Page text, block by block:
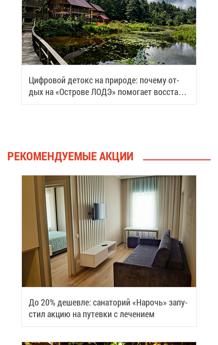
Циф­ро­вой де­токс на при­ро­де: по­че­му от­
дых на «Ост­ро­ве ЛОДЭ» по­мо­га­ет вос­ста­но­
вить си­лы
РЕ­КО­МЕН­ДУ­Е­МЫЕ АК­ЦИИ
До 20% де­шев­ле: са­на­то­рий «На­рочь» за­пу­
стил ак­цию на пу­тев­ки с ле­че­ни­ем